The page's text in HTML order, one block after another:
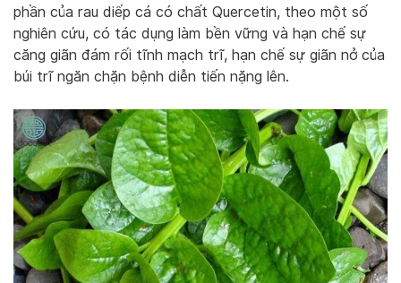
phần của rau diếp cá có chất Quercetin, theo một số
nghiên cứu, có tác dụng làm bền vững và hạn chế sự
căng giãn đám rối tĩnh mạch trĩ, hạn chế sự giãn nở của
búi trĩ ngăn chặn bệnh diễn tiến nặng lên.